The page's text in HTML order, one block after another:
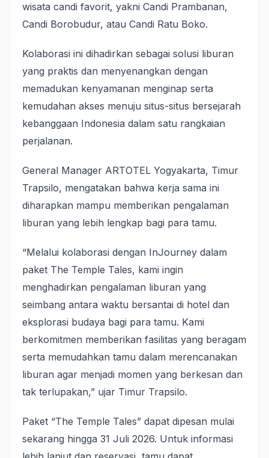
wisata candi favorit, yakni Candi Prambanan,
Candi Borobudur, atau Candi Ratu Boko.
Kolaborasi ini dihadirkan sebagai solusi liburan
yang praktis dan menyenangkan dengan
memadukan kenyamanan menginap serta
kemudahan akses menuju situs-situs bersejarah
kebanggaan Indonesia dalam satu rangkaian
perjalanan.
General Manager ARTOTEL Yogyakarta, Timur
Trapsilo, mengatakan bahwa kerja sama ini
diharapkan mampu memberikan pengalaman
liburan yang lebih lengkap bagi para tamu.
“Melalui kolaborasi dengan InJourney dalam
paket The Temple Tales, kami ingin
menghadirkan pengalaman liburan yang
seimbang antara waktu bersantai di hotel dan
eksplorasi budaya bagi para tamu. Kami
berkomitmen memberikan fasilitas yang beragam
serta memudahkan tamu dalam merencanakan
liburan agar menjadi momen yang berkesan dan
tak terlupakan,” ujar Timur Trapsilo.
Paket “The Temple Tales” dapat dipesan mulai
sekarang hingga 31 Juli 2026. Untuk informasi